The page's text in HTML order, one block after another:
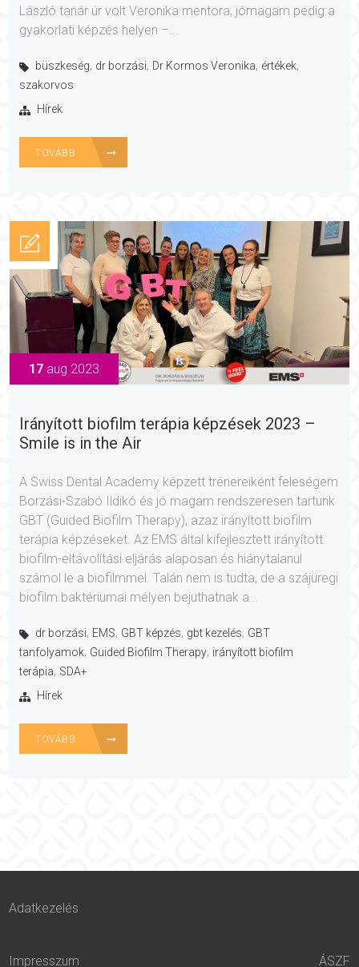
László tanár úr volt Veronika mentora, jómagam pedig a
gyakorlati képzés helyen –...
büszkeség, dr borzási, Dr Kormos Veronika, értékek,
szakorvos
Hírek
TOVÁBB
17 aug 2023
Irányított biofilm terápia képzések 2023 –
Smile is in the Air
A Swiss Dental Academy képzett trénereiként feleségem
Borzási-Szabó Ildikó és jó magam rendszeresen tartunk
GBT (Guided Biofilm Therapy), azaz irányított biofilm
terápia képzéseket. Az EMS által kifejlesztett irányított
biofilm-eltávolítási eljárás alaposan és hiánytalanul
számol le a biofilmmel. Talán nem is tudta, de a szájüregi
biofilm baktériumai mélyen bejuthatnak a...
dr borzási, EMS, GBT képzés, gbt kezelés, GBT
tanfolyamok, Guided Biofilm Therapy, irányított biofilm
terápia, SDA+
Hírek
TOVÁBB
Adatkezelés
Impresszum ÁSZF